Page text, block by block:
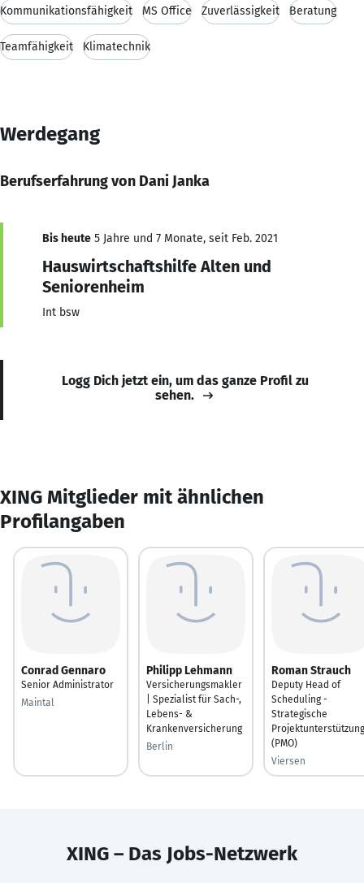
Kommunikationsfähigkeit MS Office Zuverlässigkeit Beratung
Teamfähigkeit Klimatechnik
Werdegang
Berufserfahrung von Dani Janka
Bis heute 5 Jahre und 7 Monate, seit Feb. 2021
Hauswirtschaftshilfe Alten und
Seniorenheim
Int bsw
Logg Dich jetzt ein, um das ganze Profil zu
sehen.
XING Mitglieder mit ähnlichen
Profilangaben
Conrad Gennaro
Senior Administrator
Maintal
Philipp Lehmann
Versicherungsmakler
| Spezialist für Sach-,
Lebens- &
Krankenversicherung
Berlin
Roman Strauch
Deputy Head of
Scheduling -
Strategische
Projektunterstützung
(PMO)
Viersen
XING – Das Jobs-Netzwerk